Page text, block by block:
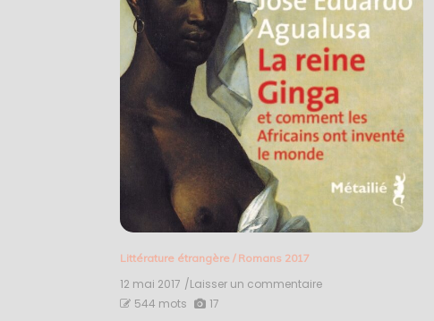
Littérature étrangère / Romans 2017
12 mai 2017 /Laisser un commentaire
544 mots 17